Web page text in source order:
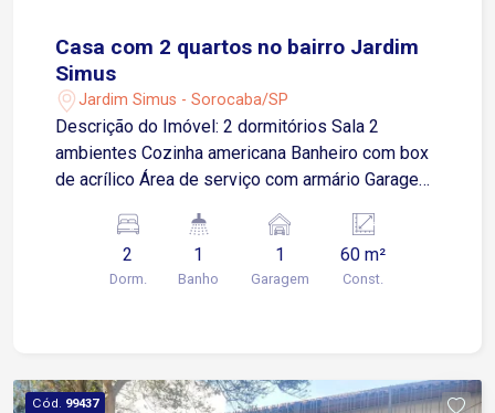
Casa com 2 quartos no bairro Jardim
Simus
Jardim Simus - Sorocaba/SP
Descrição do Imóvel: 2 dormitórios Sala 2
ambientes Cozinha americana Banheiro com box
de acrílico Área de serviço com armário Garagem
Privilegiada: A 2 minutos da Avenida Américo
Figueiredo A 4 minutos da Avenida General
Carneiro A 7 minutos da Avenida Doutor Afonso
2
Dorm.
1
Banho
1
Garagem
60 m²
Const.
Cód. 99437